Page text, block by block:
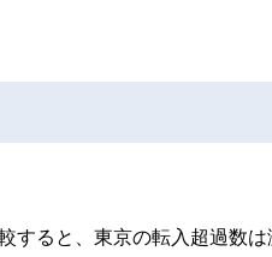
すると、東京の転入超過数は